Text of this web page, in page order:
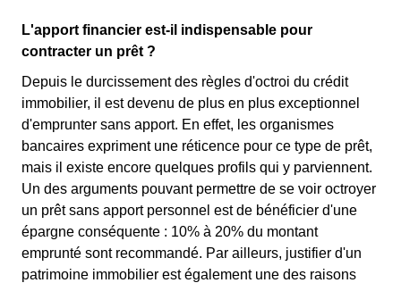
L'apport financier est-il indispensable pour
contracter un prêt ?
Depuis le durcissement des règles d'octroi du crédit
immobilier, il est devenu de plus en plus exceptionnel
d'emprunter sans apport. En effet, les organismes
bancaires expriment une réticence pour ce type de prêt,
mais il existe encore quelques profils qui y parviennent.
Un des arguments pouvant permettre de se voir octroyer
un prêt sans apport personnel est de bénéficier d'une
épargne conséquente : 10% à 20% du montant
emprunté sont recommandé. Par ailleurs, justifier d'un
patrimoine immobilier est également une des raisons